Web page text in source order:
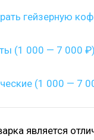
гейзерную
(1 000 — 7 000 ₽)
(1 000 — 7
является